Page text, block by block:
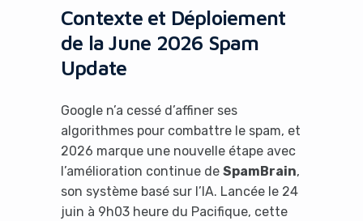
Contexte et Déploiement
de la June 2026 Spam
Update
Google n’a cessé d’affiner ses
algorithmes pour combattre le spam, et
2026 marque une nouvelle étape avec
l’amélioration continue de SpamBrain,
son système basé sur l’IA. Lancée le 24
juin à 9h03 heure du Pacifique, cette